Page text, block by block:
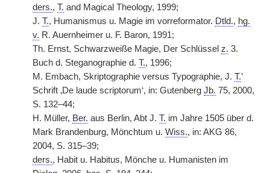
ders., T. and Magical Theology, 1999;
J. T., Humanismus u. Magie im vorreformator. Dtld., hg.
v. R. Auernheimer u. F. Baron, 1991;
Th. Ernst, Schwarzweiße Magie, Der Schlüssel z. 3.
Buch d. Steganographie d. T., 1996;
M. Embach, Skriptographie versus Typographie, J. T.’
Schrift ‚De laude scriptorum‘, in: Gutenberg Jb. 75, 2000,
S. 132–44;
H. Müller, Ber. aus Berlin, Abt J. T. im Jahre 1505 über d.
Mark Brandenburg, Mönchtum u. Wiss., in: AKG 86,
2004, S. 315–39;
ders., Habit u. Habitus, Mönche u. Humanisten im